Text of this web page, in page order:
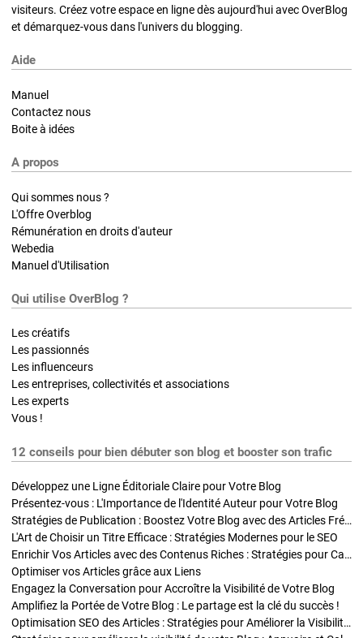
visiteurs. Créez votre espace en ligne dès aujourd'hui avec OverBlog
et démarquez-vous dans l'univers du blogging.
Aide
Manuel
Contactez nous
Boite à idées
A propos
Qui sommes nous ?
L'Offre Overblog
Rémunération en droits d'auteur
Webedia
Manuel d'Utilisation
Qui utilise OverBlog ?
Les créatifs
Les passionnés
Les influenceurs
Les entreprises, collectivités et associations
Les experts
Vous !
12 conseils pour bien débuter son blog et booster son trafic
Développez une Ligne Éditoriale Claire pour Votre Blog
Présentez-vous : L'Importance de l'Identité Auteur pour Votre Blog
Stratégies de Publication : Boostez Votre Blog avec des Articles Fréquents et Exclusifs
L'Art de Choisir un Titre Efficace : Stratégies Modernes pour le SEO
Enrichir Vos Articles avec des Contenus Riches : Stratégies pour Captiver et Optimiser
Optimiser vos Articles grâce aux Liens
Engagez la Conversation pour Accroître la Visibilité de Votre Blog
Amplifiez la Portée de Votre Blog : Le partage est la clé du succès !
Optimisation SEO des Articles : Stratégies pour Améliorer la Visibilité de Votre Blog